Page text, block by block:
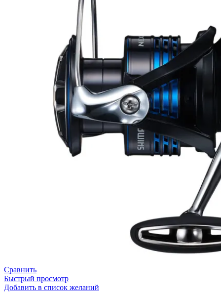
Сравнить
Быстрый просмотр
Добавить в список желаний